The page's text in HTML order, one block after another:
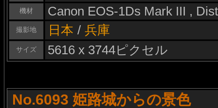
機材 Canon EOS-1Ds Mark III ,
撮影地 日本 / 兵庫
サイズ 5616 x 3744ピクセル
No.6093 姫路城からの景色